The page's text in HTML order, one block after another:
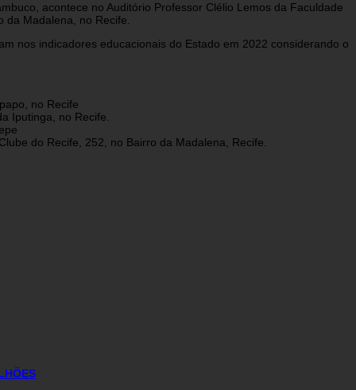
acontece no Auditório Professor Clélio Lemos da Faculdade
da Madalena, no Recife.
nos indicadores educacionais do Estado em 2022 considerando o
no Recife
Iputinga, no Recife.
do Recife, 252, no Bairro da Madalena, Recife.